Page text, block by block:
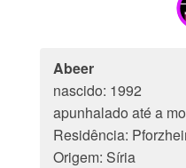
Abeer
nascido: 1992
apunhalado até a
Residência:
Origem: Síria